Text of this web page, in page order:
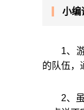
小编
1、
的队伍，
2、